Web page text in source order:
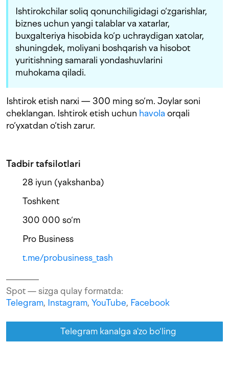
Ishtirokchilar soliq qonunchiligidagi o‘zgarishlar,
biznes uchun yangi talablar va xatarlar,
buxgalteriya hisobida ko‘p uchraydigan xatolar,
shuningdek, moliyani boshqarish va hisobot
yuritishning samarali yondashuvlarini
muhokama qiladi.
Ishtirok etish narxi — 300 ming so‘m. Joylar soni
cheklangan. Ishtirok etish uchun havola orqali
ro‘yxatdan o‘tish zarur.
Tadbir tafsilotlari
28 iyun (yakshanba)
Toshkent
300 000 so‘m
Pro Business
t.me/probusiness_tash
Spot — sizga qulay formatda:
Telegram, Instagram, YouTube, Facebook
Telegram kanalga a'zo bo‘ling